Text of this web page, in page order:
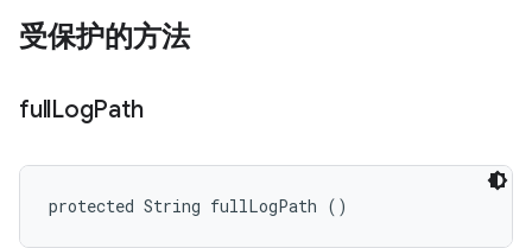
受保护的方法
fullLogPath
protected String fullLogPath ()